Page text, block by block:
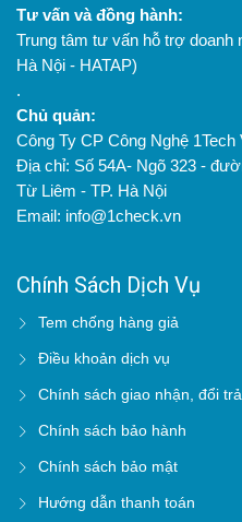
Tư vấn và đồng hành:
Trung tâm tư vấn hỗ trợ doanh
Hà Nội - HATAP)
.
Chủ quản:
Công Ty CP Công Nghệ 1Tech
Địa chỉ: Số 54A- Ngõ 323 -
Từ Liêm - TP. Hà Nội
Email: info@1check.vn
Chính Sách Dịch Vụ
Tem chống hàng giả
Điều khoản dịch vụ
Chính sách giao nhận, đổi trả
Chính sách bảo hành
Chính sách bảo mật
Hướng dẫn thanh toán